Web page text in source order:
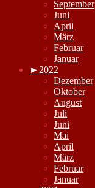
September
Juni
April
März
Februar
Januar
► 2022
Dezember
Oktober
August
Juli
Juni
Mai
April
März
Februar
Januar